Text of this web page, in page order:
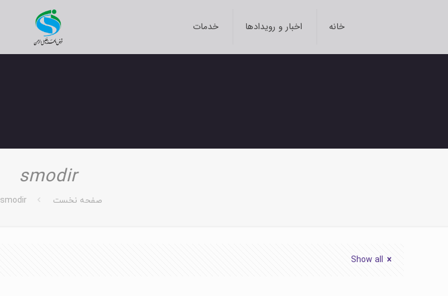
خانه اخبار و رویدادها خدمات
smodir
صفحه نخست smodir
Show all